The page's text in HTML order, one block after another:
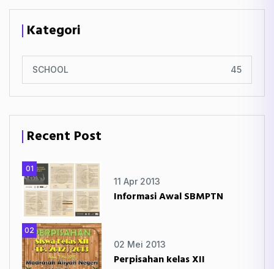
Kategori
SCHOOL 45
Recent Post
01
11 Apr 2013
Informasi Awal SBMPTN
02
02 Mei 2013
Perpisahan kelas XII